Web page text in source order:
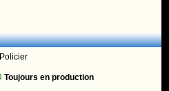
Policier
Toujours en production